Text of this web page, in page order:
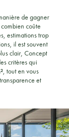
de gagner
coûte
estimations trop
il est souvent
clair, Concept
critères qui
, tout en vous
et